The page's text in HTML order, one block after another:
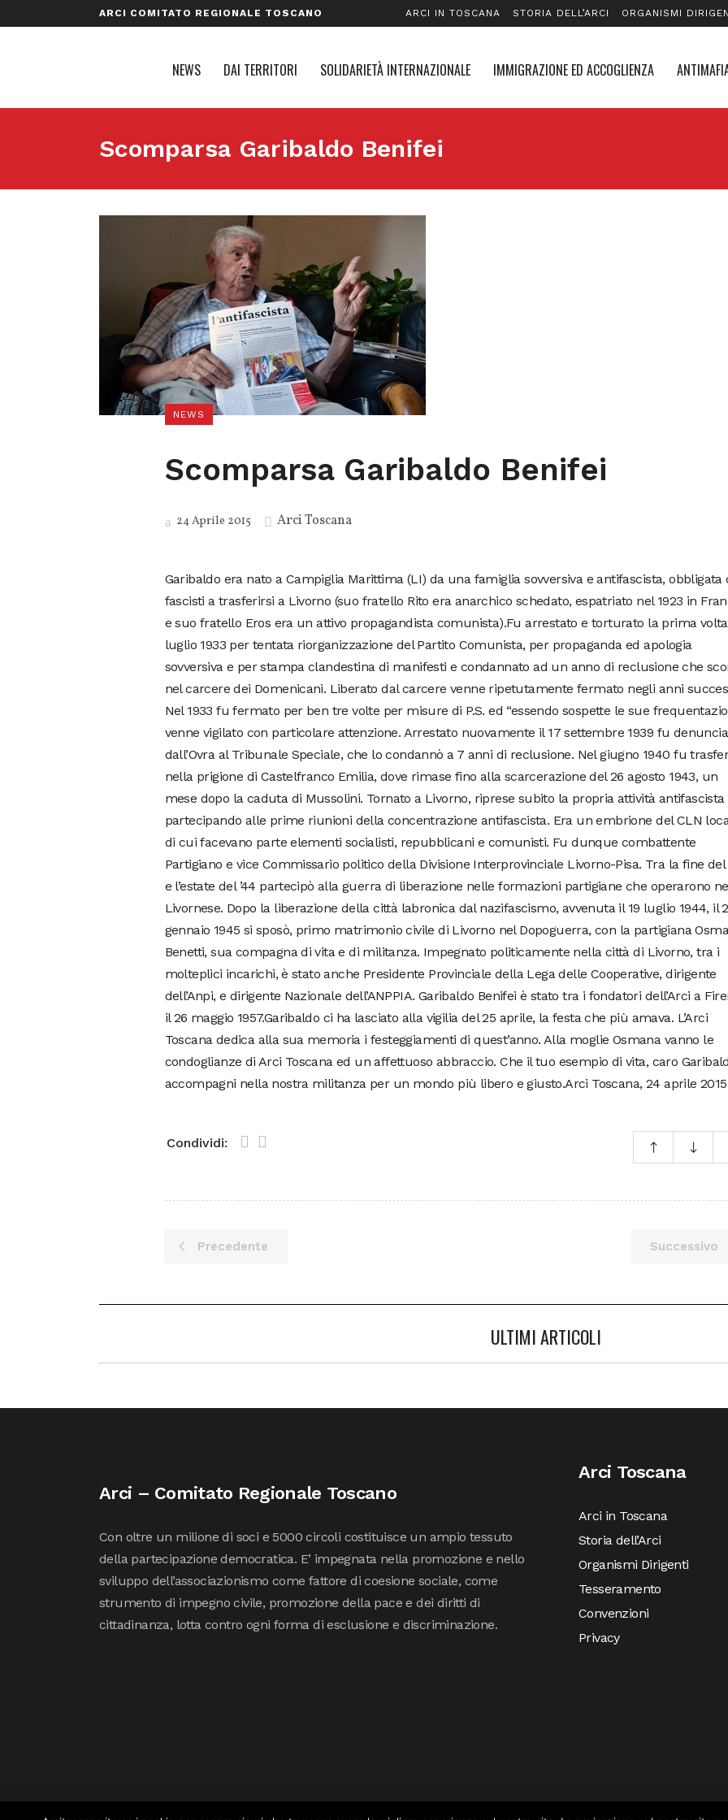
ARCI COMITATO REGIONALE TOSCANO ARCI IN TOSCANA STORIA DELL’ARCI ORGANISMI
NEWS DAI TERRITORI SOLIDARIETÀ INTERNAZIONALE IMMIGRAZIONE ED ACCOGLIENZA
Scomparsa Garibaldo Benifei
NEWS
Scomparsa Garibaldo Benifei
24 Aprile 2015 Arci Toscana
Garibaldo era nato a Campiglia Marittima (LI) da una famiglia sovversiva e antifascista, obbligata
fascisti a trasferirsi a Livorno (suo fratello Rito era anarchico schedato, espatriato nel 1923 in
e suo fratello Eros era un attivo propagandista comunista).Fu arrestato e torturato la prima volta
luglio 1933 per tentata riorganizzazione del Partito Comunista, per propaganda ed apologia
sovversiva e per stampa clandestina di manifesti e condannato ad un anno di reclusione che
nel carcere dei Domenicani. Liberato dal carcere venne ripetutamente fermato negli anni
Nel 1933 fu fermato per ben tre volte per misure di P.S. ed “essendo sospette le sue
venne vigilato con particolare attenzione. Arrestato nuovamente il 17 settembre 1939 fu
dall’Ovra al Tribunale Speciale, che lo condannò a 7 anni di reclusione. Nel giugno 1940 fu
nella prigione di Castelfranco Emilia, dove rimase fino alla scarcerazione del 26 agosto 1943, un
mese dopo la caduta di Mussolini. Tornato a Livorno, riprese subito la propria attività antifascista
partecipando alle prime riunioni della concentrazione antifascista. Era un embrione del CLN
di cui facevano parte elementi socialisti, repubblicani e comunisti. Fu dunque combattente
Partigiano e vice Commissario politico della Divisione Interprovinciale Livorno-Pisa. Tra la fine del
e l’estate del ’44 partecipò alla guerra di liberazione nelle formazioni partigiane che operarono
Livornese. Dopo la liberazione della città labronica dal nazifascismo, avvenuta il 19 luglio 1944, il
gennaio 1945 si sposò, primo matrimonio civile di Livorno nel Dopoguerra, con la partigiana
Benetti, sua compagna di vita e di militanza. Impegnato politicamente nella città di Livorno, tra i
molteplici incarichi, è stato anche Presidente Provinciale della Lega delle Cooperative, dirigente
dell’Anpi, e dirigente Nazionale dell’ANPPIA. Garibaldo Benifei è stato tra i fondatori dell’Arci a
il 26 maggio 1957.Garibaldo ci ha lasciato alla vigilia del 25 aprile, la festa che più amava. L’Arci
Toscana dedica alla sua memoria i festeggiamenti di quest’anno. Alla moglie Osmana vanno le
condoglianze di Arci Toscana ed un affettuoso abbraccio. Che il tuo esempio di vita, caro
accompagni nella nostra militanza per un mondo più libero e giusto.Arci Toscana, 24 aprile 2015
Condividi:
Precedente Successivo
ULTIMI ARTICOLI
Arci – Comitato Regionale Toscano
Con oltre un milione di soci e 5000 circoli costituisce un ampio tessuto
della partecipazione democratica. E’ impegnata nella promozione e nello
sviluppo dell’associazionismo come fattore di coesione sociale, come
strumento di impegno civile, promozione della pace e dei diritti di
cittadinanza, lotta contro ogni forma di esclusione e discriminazione.
Arci Toscana
Arci in Toscana
Storia dell’Arci
Organismi Dirigenti
Tesseramento
Convenzioni
Privacy